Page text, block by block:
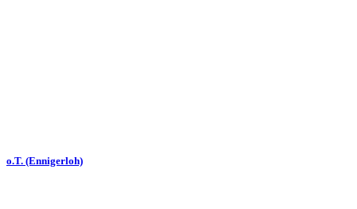
o.T. (Ennigerloh)